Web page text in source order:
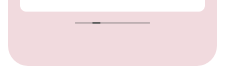
äußerst kompetent und motivierend.
Ich habe in diesem Jahr große
Ich kann die Schule von Herzen